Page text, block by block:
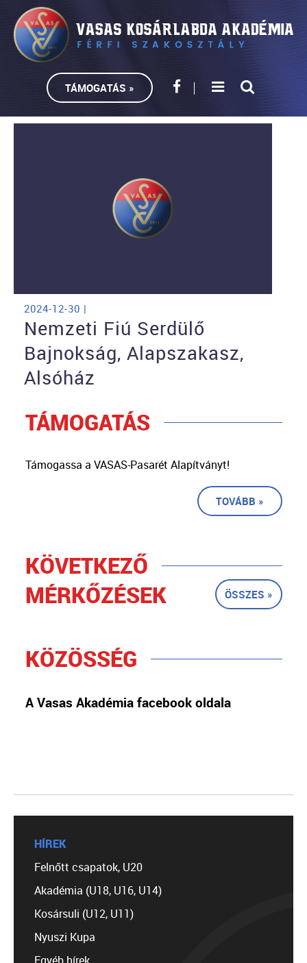
TÁMOGATÁS »
2024-12-30 |
Nemzeti Fiú Serdülő
Bajnokság, Alapszakasz,
Alsóház
TÁMOGATÁS
Támogassa a VASAS-Pasarét Alapítványt!
TOVÁBB »
KÖVETKEZŐ
MÉRKŐZÉSEK
ÖSSZES »
KÖZÖSSÉG
A Vasas Akadémia facebook oldala
HÍREK
Felnőtt csapatok, U20
Akadémia (U18, U16, U14)
Kosársuli (U12, U11)
Nyuszi Kupa